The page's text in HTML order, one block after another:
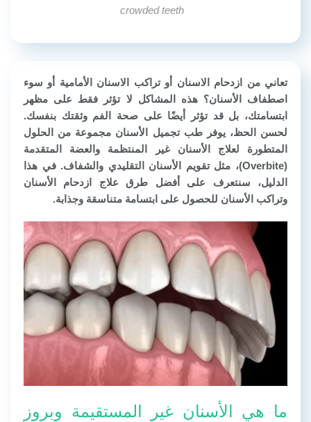
crowded teeth
تعاني من
ازدحام الاسنان أو تراكب الاسنان الأمامية أو سوء
اصطفاف الأسنان؟ هذه المشاكل لا تؤثر فقط على مظهر
ابتسامتك، بل قد تؤثر أيضًا على صحة الفم وثقتك بنفسك.
لحسن الحظ، يوفرطب تجميل الأسنان مجموعة من الحلول
المتطورة لعلاج
الأسنان غير المنتظمة والعضة المتقدمة
(Overbite)
، مثل تقويم الأسنان التقليدي والشفاف. في هذا
الدليل، سنتعرف على أفضل طرق علاج
ازدحام الأسنان
وتراكب الأسنان للحصول على ابتسامة متناسقة وجذابة.
ما هي الأسنان غير المستقيمة وبروز